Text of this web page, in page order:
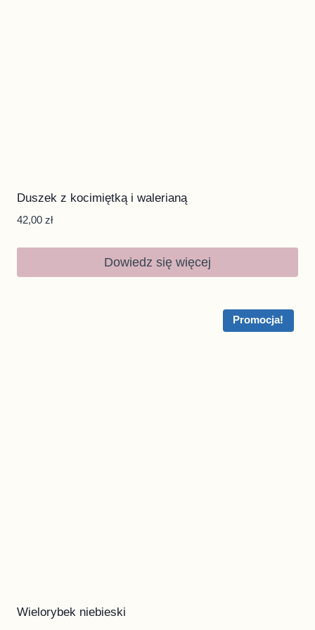
Duszek z kocimiętką i walerianą
42,00 zł
Dowiedz się więcej
Promocja!
Wielorybek niebieski